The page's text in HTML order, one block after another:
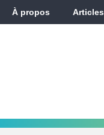
À propos Articles